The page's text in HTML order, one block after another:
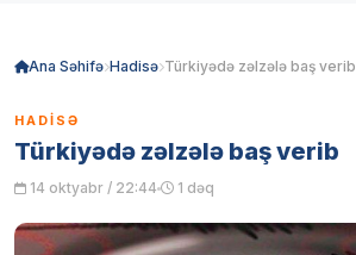
Ana Səhifə Hadisə Türkiyədə zəlzələ baş verib
HADISƏ
Türkiyədə zəlzələ baş verib
14 oktyabr / 22:44 1 dəq